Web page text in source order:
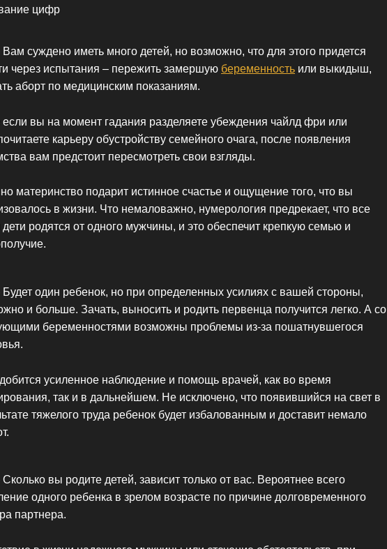
суждено иметь много детей, но возможно, что для этого придется
через испытания – пережить замершую беременность или выкидыш,
аборт по медицинским показаниям.
вы на момент гадания разделяете убеждения чайлд фри или
карьеру обустройству семейного очага, после появления
вам предстоит пересмотреть свои взгляды.
материнство подарит истинное счастье и ощущение того, что вы
в жизни. Что немаловажно, нумерология предрекает, что все
родятся от одного мужчины, и это обеспечит крепкую семью и
Будет один ребенок, но при определенных усилиях с вашей стороны,
и больше. Зачать, выносить и родить первенца получится легко. А со
беременностями возможны проблемы из-за пошатнувшегося
усиленное наблюдение и помощь врачей, как во время
так и в дальнейшем. Не исключено, что появившийся на свет в
тяжелого труда ребенок будет избалованным и доставит немало
вы родите детей, зависит только от вас. Вероятнее всего
одного ребенка в зрелом возрасте по причине долговременного
партнера.